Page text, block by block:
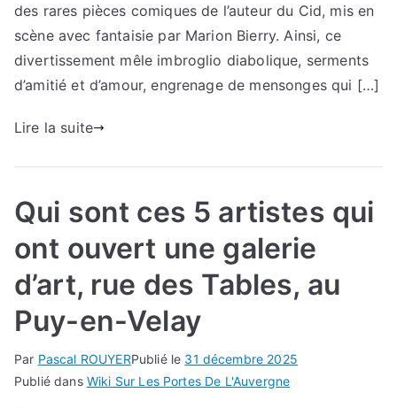
des rares pièces comiques de l’auteur du Cid, mis en
scène avec fantaisie par Marion Bierry. Ainsi, ce
divertissement mêle imbroglio diabolique, serments
d’amitié et d’amour, engrenage de mensonges qui […]
Lire la suite
Qui sont ces 5 artistes qui
ont ouvert une galerie
d’art, rue des Tables, au
Puy-en-Velay
Par Pascal ROUYERPublié le 31 décembre 2025
Publié dans Wiki Sur Les Portes De L'Auvergne